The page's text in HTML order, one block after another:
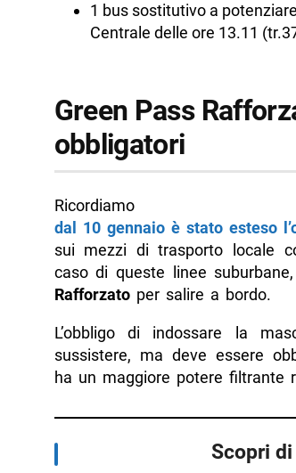
1 bus sostitutivo a
Centrale delle ore 13.11
Green Pass
obbligatori
dal 10 gennaio è stato esteso
sui mezzi di trasporto locale
caso di queste linee
Rafforzatoper salire a bordo.
L’obbligo di indossare la
sussistere, ma deve essere
ha un maggiore potere filtrante
Scopri